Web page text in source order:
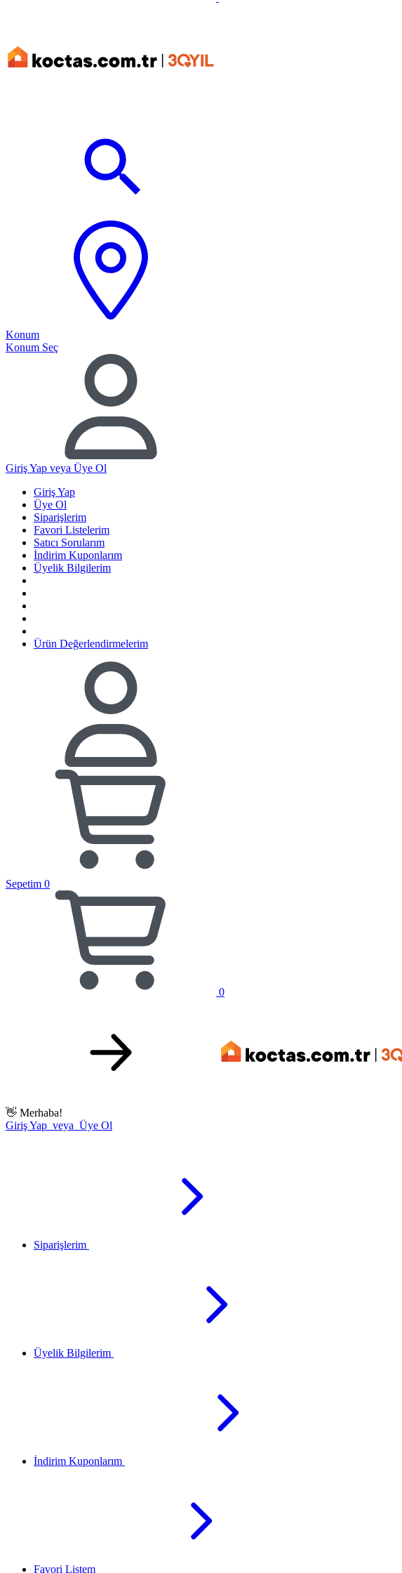
Konum
Konum Seç
Giriş Yap veya Üye Ol
Giriş Yap
Üye Ol
Siparişlerim
Favori Listelerim
Satıcı Sorularım
İndirim Kuponlarım
Üyelik Bilgilerim
Ürün Değerlendirmelerim
Sepetim 0
0
👋 Merhaba!
Giriş Yap veya Üye Ol
Siparişlerim
Üyelik Bilgilerim
İndirim Kuponlarım
Favori Listem